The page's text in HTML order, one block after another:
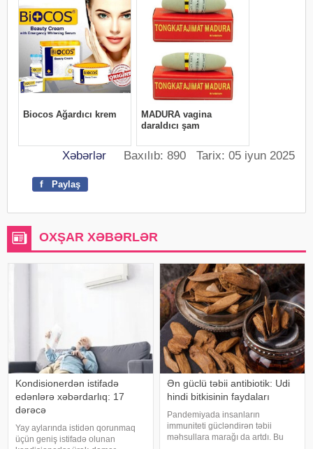
Xəbərlər Baxılıb: 890 Tarix: 05 iyun 2025
f Paylaş
OXŞAR XƏBƏRLƏR
Kondisionerdən istifadə
edənlərə xəbərdarlıq: 17
dərəcə
Yay aylarında istidən qorunmaq
üçün geniş istifadə olunan
Ən güclü təbii antibiotik: Udi
hindi bitkisinin faydaları
Pandemiyada insanların
immuniteti gücləndirən təbii
məhsullara marağı da artdı. Bu